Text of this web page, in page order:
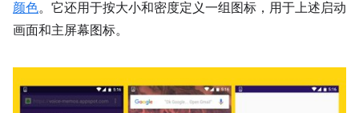
颜色。它还用于按大小和密度定义一组图标，用于上述启动
画面和主屏幕图标。